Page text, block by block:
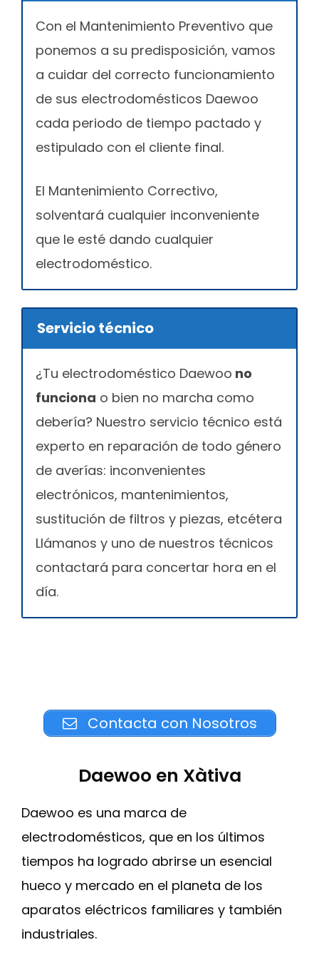
Con el Mantenimiento Preventivo que
ponemos a su predisposición, vamos
a cuidar del correcto funcionamiento
de sus electrodomésticos Daewoo
cada periodo de tiempo pactado y
estipulado con el cliente final.
El Mantenimiento Correctivo,
solventará cualquier inconveniente
que le esté dando cualquier
electrodoméstico.
Servicio técnico
¿Tu electrodoméstico Daewoo no
funciona o bien no marcha como
debería? Nuestro servicio técnico está
experto en reparación de todo género
de averías: inconvenientes
electrónicos, mantenimientos,
sustitución de filtros y piezas, etcétera
Llámanos y uno de nuestros técnicos
contactará para concertar hora en el
día.
Contacta con Nosotros
Daewoo en Xàtiva
Daewoo es una marca de
electrodomésticos, que en los últimos
tiempos ha logrado abrirse un esencial
hueco y mercado en el planeta de los
aparatos eléctricos familiares y también
industriales.